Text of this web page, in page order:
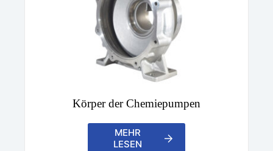
Körper der Chemiepumpen
MEHR
LESEN